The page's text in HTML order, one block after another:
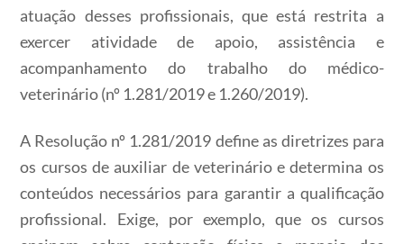
atuação desses profissionais, que está restrita a
exercer atividade de apoio, assistência e
acompanhamento do trabalho do médico-
veterinário (nº 1.281/2019 e 1.260/2019).
A Resolução nº 1.281/2019 define as diretrizes para
os cursos de auxiliar de veterinário e determina os
conteúdos necessários para garantir a qualificação
profissional. Exige, por exemplo, que os cursos